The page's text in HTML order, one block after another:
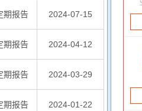
期报告 2024-07-15
期报告 2024-04-12
期报告 2024-03-29
期报告 2024-01-22